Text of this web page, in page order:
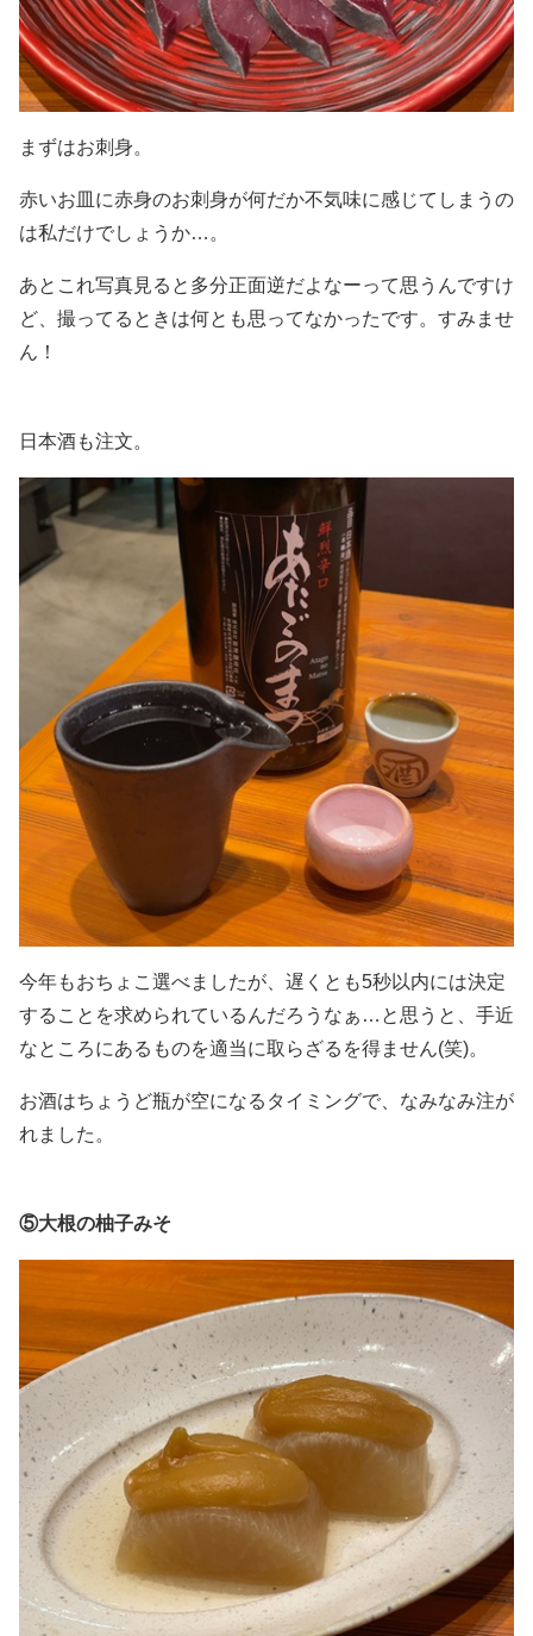
まずはお刺身。
赤いお皿に赤身のお刺身が何だか不気味に感じてしまうの
は私だけでしょうか…。
あとこれ写真見ると多分正面逆だよなーって思うんですけ
ど、撮ってるときは何とも思ってなかったです。すみませ
ん！
日本酒も注文。
今年もおちょこ選べましたが、遅くとも5秒以内には決定
することを求められているんだろうなぁ…と思うと、手近
なところにあるものを適当に取らざるを得ません(笑)。
お酒はちょうど瓶が空になるタイミングで、なみなみ注が
れました。
⑤大根の柚子みそ